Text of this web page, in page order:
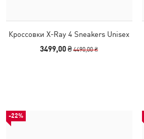
Кроссовки X-Ray 4 Sneakers Unisex
3499,00 ₴4490,00 ₴
-22%